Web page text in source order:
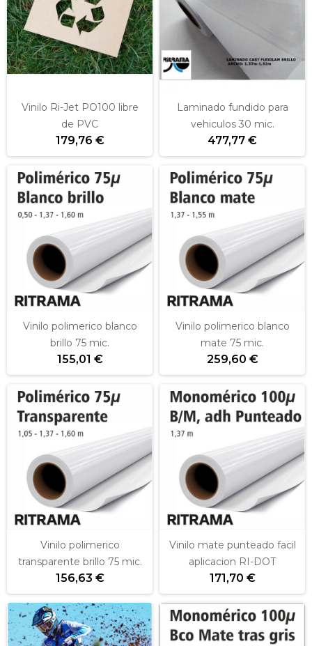
Vinilo Ri-Jet PO100 libre
de PVC
179,76 €
Laminado fundido para
vehiculos 30 mic.
477,77 €
Vinilo polimerico blanco
brillo 75 mic.
155,01 €
Vinilo polimerico blanco
mate 75 mic.
259,60 €
Vinilo polimerico
transparente brillo 75 mic.
156,63 €
Vinilo mate punteado facil
aplicacion RI-DOT
171,70 €